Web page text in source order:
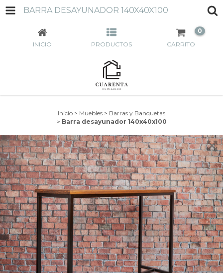
BARRA DESAYUNADOR 140X40X100
INICIO PRODUCTOS CARRITO
0
Inicio > Muebles > Barras y Banquetas
> Barra desayunador 140x40x100